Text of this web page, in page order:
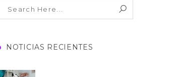
NOTICIAS RECIENTES